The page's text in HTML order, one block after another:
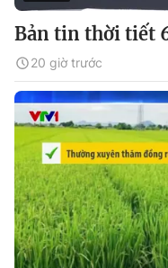
Bản tin thời tiết
20 giờ trước